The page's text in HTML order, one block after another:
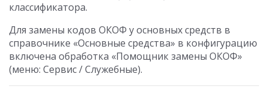
классификатора.
Для замены кодов ОКОФ у основных средств в
справочнике «Основные средства» в конфигурацию
включена обработка «Помощник замены ОКОФ»
(меню: Сервис / Служебные).